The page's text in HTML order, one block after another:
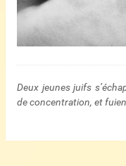
Deux jeunes juifs
de concentration, et